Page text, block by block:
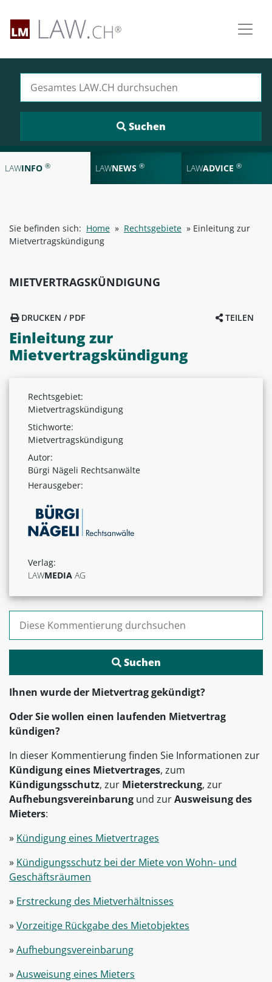
LAWINFO ® LAWNEWS ® LAWADVICE ®
Sie befinden sich: Home » Rechtsgebiete » Einleitung zur
Mietvertragskündigung
MIETVERTRAGSKÜNDIGUNG
TEILEN
DRUCKEN / PDF
Einleitung zur
Mietvertragskündigung
Rechtsgebiet:
Mietvertragskündigung
Stichworte:
Mietvertragskündigung
Autor:
Bürgi Nägeli Rechtsanwälte
Herausgeber:
Verlag:
LAWMEDIA AG
Suchen nach:
Ihnen wurde der Mietvertrag gekündigt?
Oder Sie wollen einen laufenden Mietvertrag
kündigen?
In dieser Kommentierung finden Sie Informationen zur
Kündigung eines Mietvertrages, zum
Kündigungsschutz, zur Mieterstreckung, zur
Aufhebungsvereinbarung und zurAusweisung des
Mieters:
» Kündigung eines Mietvertrages
» Kündigungsschutz bei der Miete von Wohn- und
Geschäftsräumen
» Erstreckung des Mietverhältnisses
»Vorzeitige Rückgabe des Mietobjektes
»Aufhebungsvereinbarung
»Ausweisung eines Mieters